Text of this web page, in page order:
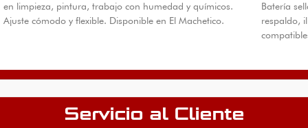
en limpieza, pintura, trabajo con humedad y químicos.
Ajuste cómodo y flexible. Disponible en El Machetico.
Batería
respaldo,
Servicio al Cliente